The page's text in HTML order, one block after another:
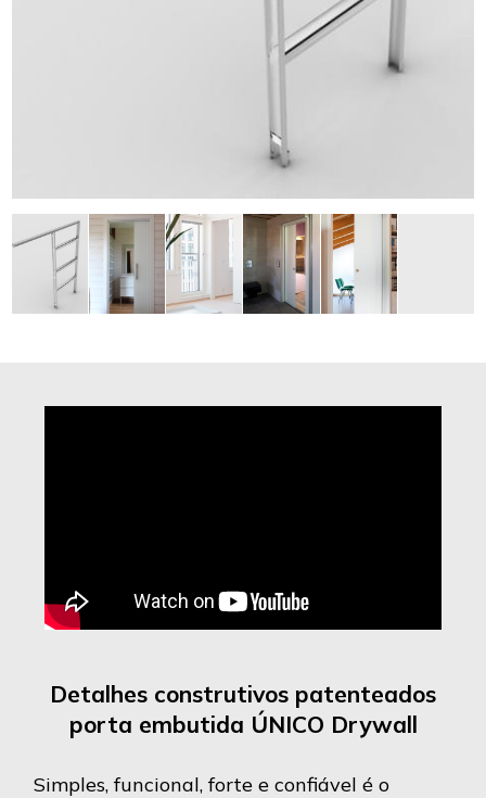
Detalhes construtivos patenteados
porta embutida ÚNICO Drywall
Simples, funcional, forte e confiável é o